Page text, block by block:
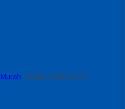
*Harga Hubungi CS